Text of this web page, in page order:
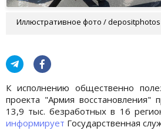
Иллюстративное фото / depositphotos
К исполнению общественно
проекта "Армия восстановления"
13,9 тыс. безработных в 16
информирует Государственная